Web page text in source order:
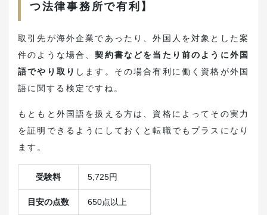
つ法律事務所で有利】
取引先が海外企業であったり、外国人を対象とした案
件のような場合、契約書などを当たり前のように外国
語でやり取り します。その場合有利に働く資格が外国
語に関する検定ですね。
もともと外国語を扱える方は、資格によってその実力
を証明できるようにしておくと転職でもプラスになり
ます。
受験料 5,725円
目安の点数 650点以上